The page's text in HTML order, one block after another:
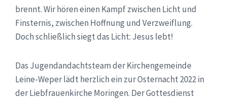
brennt. Wir hören einen Kampf zwischen Licht und
Finsternis, zwischen Hoffnung und Verzweiflung.
Doch schließlich siegt das Licht: Jesus lebt!
Das Jugendandachtsteam der Kirchengemeinde
Leine-Weper lädt herzlich ein zur Osternacht 2022 in
der Liebfrauenkirche Moringen. Der Gottesdienst